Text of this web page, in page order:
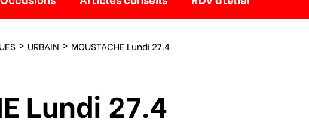
URBAIN MOUSTACHE Lundi 27.4
Lundi 27.4